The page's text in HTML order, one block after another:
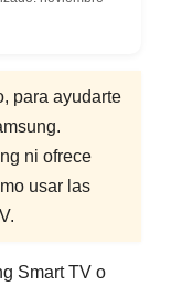
para ayudarte
ni ofrece
usar las
Smart TV o